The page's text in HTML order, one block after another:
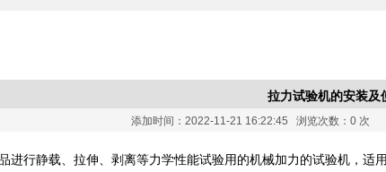
拉力试验机的安装及
添加时间：2022-11-21 16:22:45 浏览次数： 0 次
进行静载、拉伸、剥离等力学性能试验用的机械加力的试验机，